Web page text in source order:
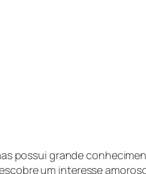
possui grande
um interesse